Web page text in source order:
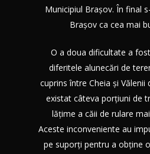
Municipiul Brașov. În final
Brașov ca cea mai
O a doua dificultate a
diferitele alunecări de
cuprins între Cheia și
existat câteva porțiuni de
lățime a căii de rulare
Aceste inconveniente au
pe suporți pentru a obține